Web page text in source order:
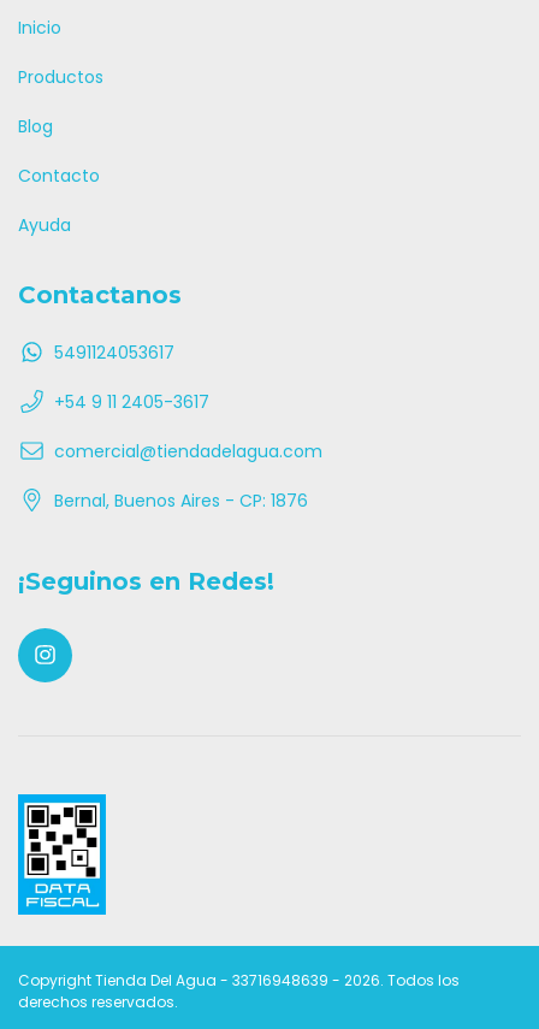
Inicio
Productos
Blog
Contacto
Ayuda
Contactanos
5491124053617
+54 9 11 2405-3617
comercial@tiendadelagua.com
Bernal, Buenos Aires - CP: 1876
¡Seguinos en Redes!
Copyright Tienda Del Agua - 33716948639 - 2026. Todos los
derechos reservados.